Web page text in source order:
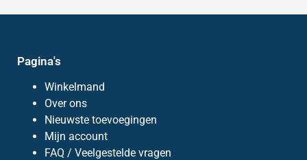
Pagina's
Winkelmand
Over ons
Nieuwste toevoegingen
Mijn account
FAQ / Veelgestelde vragen